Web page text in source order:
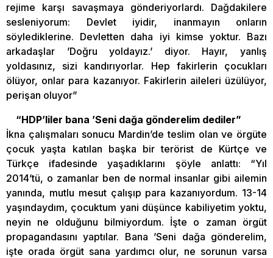
rejime karşı savaşmaya gönderiyorlardı. Dağdakilere
sesleniyorum: Devlet iyidir, inanmayın onların
söylediklerine. Devletten daha iyi kimse yoktur. Bazı
arkadaşlar ’Doğru yoldayız.’ diyor. Hayır, yanlış
yoldasınız, sizi kandırıyorlar. Hep fakirlerin çocukları
ölüyor, onlar para kazanıyor. Fakirlerin aileleri üzülüyor,
perişan oluyor”
“HDP’liler bana ’Seni dağa gönderelim dediler”
İkna çalışmaları sonucu Mardin’de teslim olan ve örgüte
çocuk yaşta katılan başka bir terörist de Kürtçe ve
Türkçe ifadesinde yaşadıklarını şöyle anlattı: “Yıl
2014’tü, o zamanlar ben de normal insanlar gibi ailemin
yanında, mutlu mesut çalışıp para kazanıyordum. 13-14
yaşındaydım, çocuktum yani düşünce kabiliyetim yoktu,
neyin ne olduğunu bilmiyordum. İşte o zaman örgüt
propagandasını yaptılar. Bana ’Seni dağa gönderelim,
işte orada örgüt sana yardımcı olur, ne sorunun varsa